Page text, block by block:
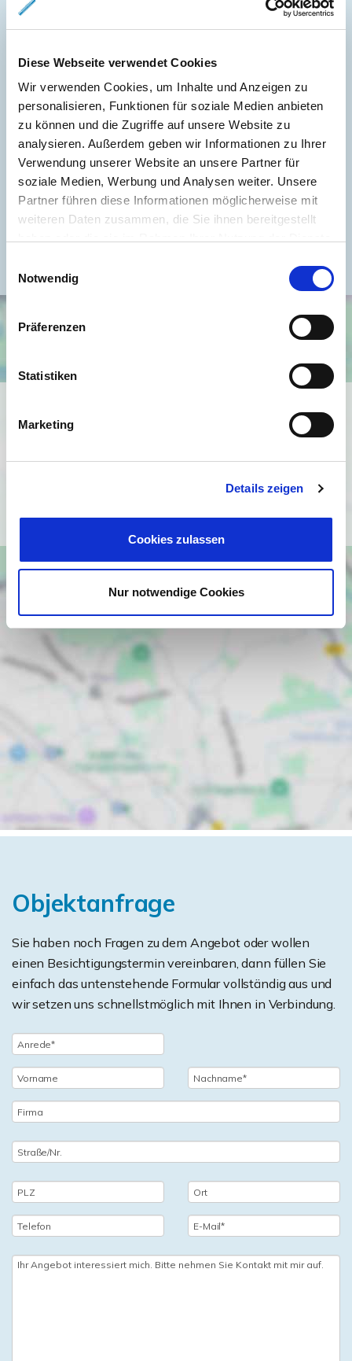
Diese Webseite verwendet Cookies
Wir verwenden Cookies, um Inhalte und Anzeigen zu
personalisieren, Funktionen für soziale Medien anbieten
zu können und die Zugriffe auf unsere Website zu
analysieren. Außerdem geben wir Informationen zu Ihrer
Verwendung unserer Website an unsere Partner für
soziale Medien, Werbung und Analysen weiter. Unsere
Partner führen diese Informationen möglicherweise mit
weiteren Daten zusammen, die Sie ihnen bereitgestellt
Notwendig
Präferenzen
Statistiken
Marketing
Details zeigen
Cookies zulassen
Nur notwendige Cookies
Wesentlicher Energieträger
GAS
Energieausweis gültig bis
2030-03-03
Energieausweis Jahrgang
Energieausweis Werteklasse
F
Energieausweis Baujahr
1930
Heizung
Zentralheizung
Befeuerung
Gas
(https://policies.google.com/privacy).
Objektanfrage
Sie haben noch Fragen zu dem Angebot oder wollen
einen Besichtigungstermin vereinbaren, dann füllen Sie
einfach das untenstehende Formular vollständig aus und
wir setzen uns schnellstmöglich mit Ihnen in Verbindung.